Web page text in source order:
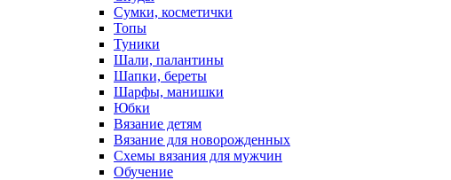
Сумки, косметички
Топы
Туники
Шали, палантины
Шапки, береты
Шарфы, манишки
Юбки
Вязание детям
Вязание для новорожденных
Схемы вязания для мужчин
Обучение